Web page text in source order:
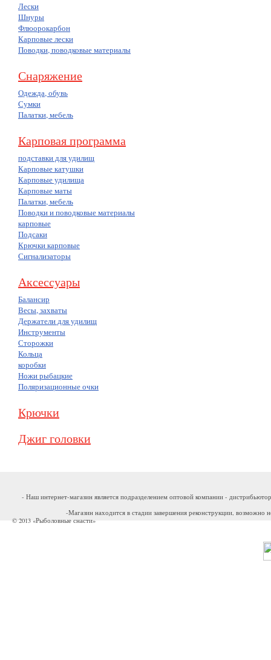
Лески
Шнуры
Флюорокарбон
Карповые лески
Поводки, поводковые материалы
Снаряжение
Одежда, обувь
Сумки
Палатки, мебель
Карповая программа
подставки для удилищ
Карповые катушки
Карповые удилища
Карповые маты
Палатки, мебель
Поводки и поводковые материалы
карповые
Подсаки
Крючки карповые
Сигнализаторы
Аксессуары
Балансир
Весы, захваты
Держатели для удилищ
Инструменты
Сторожки
Кольца
коробки
Ножи рыбацкие
Поляризационные очки
Крючки
Джиг головки
- Наш интернет-магазин является подразделением оптовой компании -
-Магазин находится в стадии завершения реконструкции, возможно
© 2013 «Рыболовные снасти»